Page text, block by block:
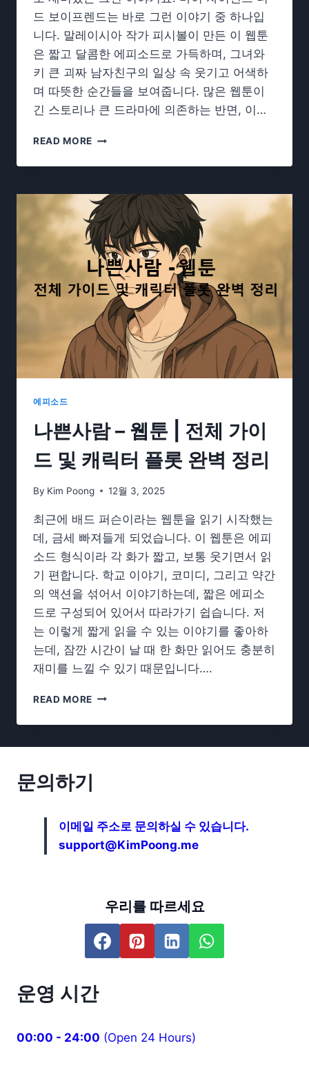
드 보이프렌드는 바로 그런 이야기 중 하나입
니다. 말레이시아 작가 피시볼이 만든 이 웹툰
은 짧고 달콤한 에피소드로 가득하며, 그녀와
키 큰 괴짜 남자친구의 일상 속 웃기고 어색하
며 따뜻한 순간들을 보여줍니다. 많은 웹툰이
긴 스토리나 큰 드라마에 의존하는 반면, 이…
READ MORE 마
자
언
트
너
드
보
이
프
렌
드-
웹
툰
단
가
이
드
및
세
정
에피소드
나쁜사람 – 웹툰 | 전체 가이
드 및 캐릭터 플롯 완벽 정리
By Kim Poong 12월 3, 2025
최근에 배드 퍼슨이라는 웹툰을 읽기 시작했는
데, 금세 빠져들게 되었습니다. 이 웹툰은 에피
소드 형식이라 각 화가 짧고, 보통 웃기면서 읽
기 편합니다. 학교 이야기, 코미디, 그리고 약간
의 액션을 섞어서 이야기하는데, 짧은 에피소
드로 구성되어 있어서 따라가기 쉽습니다. 저
는 이렇게 짧게 읽을 수 있는 이야기를 좋아하
는데, 잠깐 시간이 날 때 한 화만 읽어도 충분히
재미를 느낄 수 있기 때문입니다….
READ MORE 나
사
체
가
플
롯
벽
정
문의하기
이메일 주소로 문의하실 수 있습니다.
support@KimPoong.me
우리를 따르세요
운영 시간
00:00 - 24:00 (Open 24 Hours)